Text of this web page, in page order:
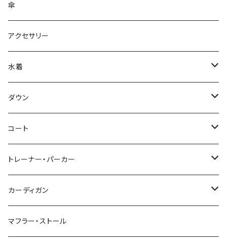
傘
アクセサリー
水着
～44/S
46/M
48/L
50/XL～
ダウン
～44/S
46/M
48/L
50/XL～
コート
～44/S
46/M
48/L
トレーナー・パーカー
～44/S
46/M
カーディガン
～44/S
マフラー・ストール